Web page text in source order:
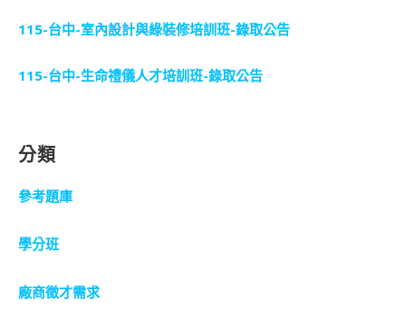
115-台中-室內設計與綠裝修培訓班-錄取公告
115-台中-生命禮儀人才培訓班-錄取公告
分類
參考題庫
學分班
廠商徵才需求